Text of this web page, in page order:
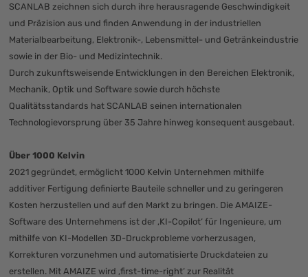
SCANLAB zeichnen sich durch ihre herausragende Geschwindigkeit
und Präzision aus und finden Anwendung in der industriellen
Materialbearbeitung, Elektronik-, Lebensmittel- und Getränkeindustrie
sowie in der Bio- und Medizintechnik.
Durch zukunftsweisende Entwicklungen in den Bereichen Elektronik,
Mechanik, Optik und Software sowie durch höchste
Qualitätsstandards hat SCANLAB seinen internationalen
Technologievorsprung über 35 Jahre hinweg konsequent ausgebaut.
Über 1000 Kelvin
2021 gegründet, ermöglicht 1000 Kelvin Unternehmen mithilfe
additiver Fertigung definierte Bauteile schneller und zu geringeren
Kosten herzustellen und auf den Markt zu bringen. Die AMAIZE-
Software des Unternehmens ist der ‚KI-Copilot‘ für Ingenieure, um
mithilfe von KI-Modellen 3D-Druckprobleme vorherzusagen,
Korrekturen vorzunehmen und automatisierte Druckdateien zu
erstellen. Mit AMAIZE wird ‚first-time-right‘ zur Realität